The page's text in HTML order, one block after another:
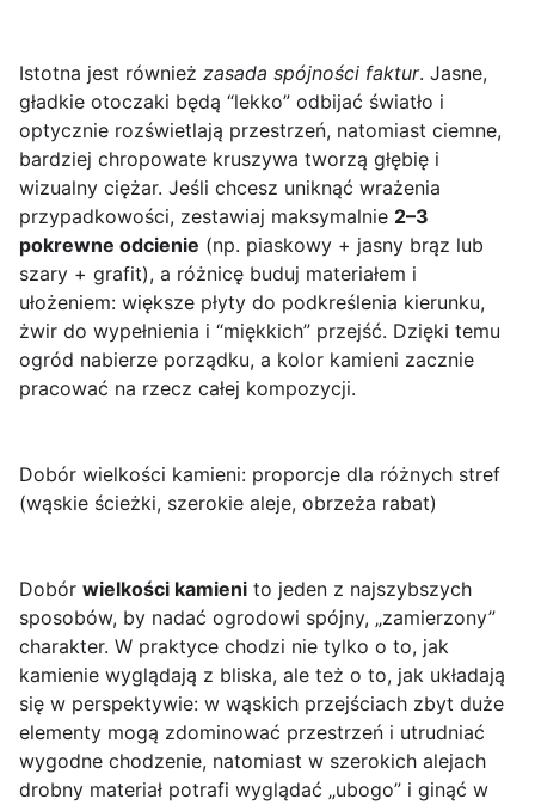
Istotna jest również zasada spójności faktur. Jasne,
gładkie otoczaki będą “lekko” odbijać światło i
optycznie rozświetlają przestrzeń, natomiast ciemne,
bardziej chropowate kruszywa tworzą głębię i
wizualny ciężar. Jeśli chcesz uniknąć wrażenia
przypadkowości, zestawiaj maksymalnie 2–3
pokrewne odcienie (np. piaskowy + jasny brąz lub
szary + grafit), a różnicę buduj materiałem i
ułożeniem: większe płyty do podkreślenia kierunku,
żwir do wypełnienia i “miękkich” przejść. Dzięki temu
ogród nabierze porządku, a kolor kamieni zacznie
pracować na rzecz całej kompozycji.
Dobór wielkości kamieni: proporcje dla różnych stref
(wąskie ścieżki, szerokie aleje, obrzeża rabat)
Dobór wielkości kamieni to jeden z najszybszych
sposobów, by nadać ogrodowi spójny, „zamierzony”
charakter. W praktyce chodzi nie tylko o to, jak
kamienie wyglądają z bliska, ale też o to, jak układają
się w perspektywie: w wąskich przejściach zbyt duże
elementy mogą zdominować przestrzeń i utrudniać
wygodne chodzenie, natomiast w szerokich alejach
drobny materiał potrafi wyglądać „ubogo” i ginąć w